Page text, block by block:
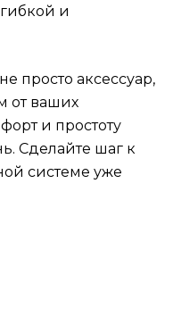
и
просто аксессуар,
от ваших
и простоту
Сделайте шаг к
системе уже